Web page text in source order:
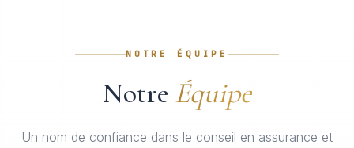
NOTRE ÉQUIPE
Notre Équipe
Un nom de confiance dans le conseil en assurance et